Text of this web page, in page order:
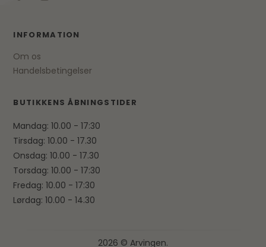
INFORMATION
Om os
Handelsbetingelser
BUTIKKENS ÅBNINGSTIDER
Mandag: 10.00 - 17:30
Tirsdag: 10.00 - 17.30
Onsdag: 10.00 - 17.30
Torsdag: 10.00 - 17:30
Fredag: 10.00 - 17:30
Lørdag: 10.00 - 14.30
2026 © Arvingen.